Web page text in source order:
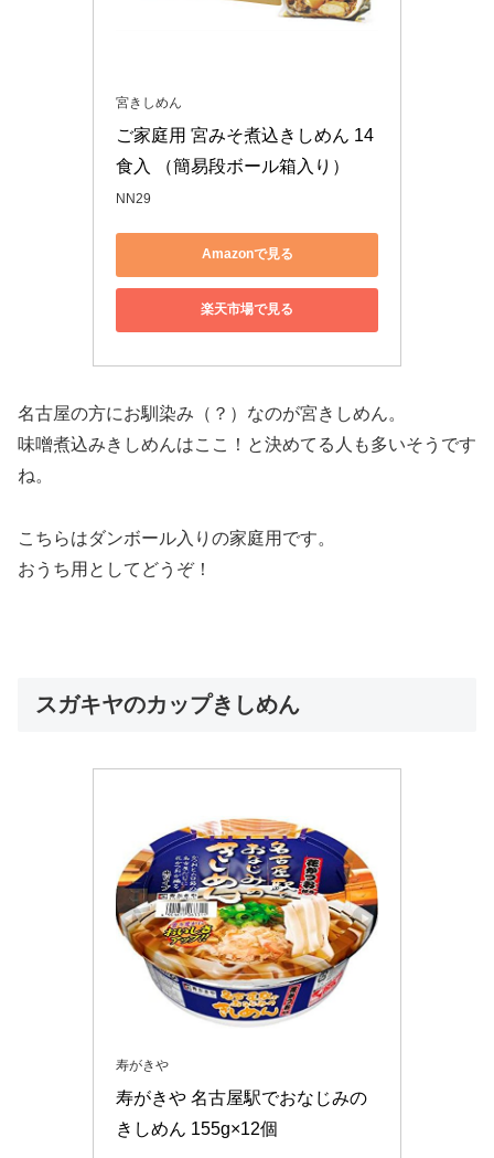
宮きしめん
ご家庭用 宮みそ煮込きしめん 14
食入 （簡易段ボール箱入り）
NN29
Amazonで見る
楽天市場で見る
名古屋の方にお馴染み（？）なのが宮きしめん。
味噌煮込みきしめんはここ！と決めてる人も多いそうです
ね。
こちらはダンボール入りの家庭用です。
おうち用としてどうぞ！
スガキヤのカップきしめん
寿がきや
寿がきや 名古屋駅でおなじみの
きしめん 155g×12個